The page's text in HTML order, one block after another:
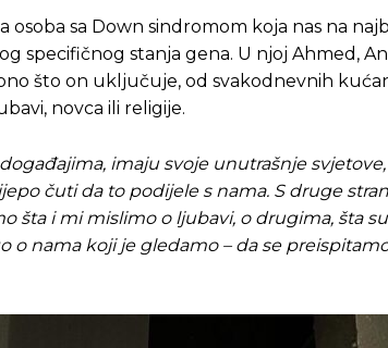
sa Down sindromom koja nas na
specifičnog stanja gena. U njoj Ahmed,
što on uključuje, od svakodnevnih
novca ili religije.
imaju svoje unutrašnje
čuti da to podijele s nama. S druge
šta i mi mislimo o ljubavi, o drugima, šta
o nama koji je gledamo – da se